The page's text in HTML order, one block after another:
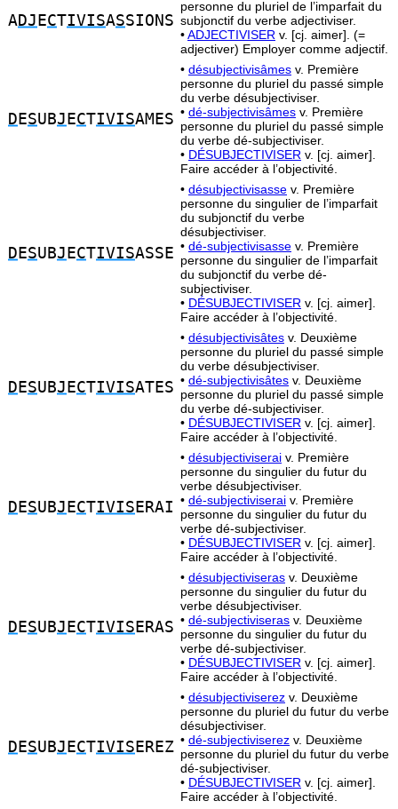
ADJ ECTIVISASSIONS
personne du pluriel de l’imparfait du
subjonctif du verbe adjectiviser.
•ADJECTIVISER v. [cj. aimer]. (=
adjectiver) Employer comme adjectif.
D ESUBJ ECTIVISAMES
• désubjectivisâmes v. Première
personne du pluriel du passé simple
du verbe désubjectiviser.
• dé-subjectivisâmes v. Première
personne du pluriel du passé simple
du verbe dé-subjectiviser.
• DÉSUBJECTIVISER v. [cj. aimer].
Faire accéder à l’objectivité.
D ESUBJ ECTIVISASSE
• désubjectivisasse v. Première
personne du singulier de l’imparfait
du subjonctif du verbe
désubjectiviser.
• dé-subjectivisasse v. Première
personne du singulier de l’imparfait
du subjonctif du verbe dé-
subjectiviser.
• DÉSUBJECTIVISER v. [cj. aimer].
Faire accéder à l’objectivité.
D ESUBJ ECTIVISATES
• désubjectivisâtes v. Deuxième
personne du pluriel du passé simple
du verbe désubjectiviser.
• dé-subjectivisâtes v. Deuxième
personne du pluriel du passé simple
du verbe dé-subjectiviser.
• DÉSUBJECTIVISER v. [cj. aimer].
Faire accéder à l’objectivité.
D ESUBJ ECTIVIS ERAI
• désubjectiviserai v. Première
personne du singulier du futur du
verbe désubjectiviser.
• dé-subjectiviserai v. Première
personne du singulier du futur du
verbe dé-subjectiviser.
• DÉSUBJECTIVISER v. [cj. aimer].
Faire accéder à l’objectivité.
D ESUBJ ECTIVIS ERAS
• désubjectiviseras v. Deuxième
personne du singulier du futur du
verbe désubjectiviser.
• dé-subjectiviseras v. Deuxième
personne du singulier du futur du
verbe dé-subjectiviser.
• DÉSUBJECTIVISER v. [cj. aimer].
Faire accéder à l’objectivité.
D ESUBJ ECTIVIS EREZ
• désubjectiviserez v. Deuxième
personne du pluriel du futur du verbe
désubjectiviser.
• dé-subjectiviserez v. Deuxième
personne du pluriel du futur du verbe
dé-subjectiviser.
• DÉSUBJECTIVISER v. [cj. aimer].
Faire accéder à l’objectivité.